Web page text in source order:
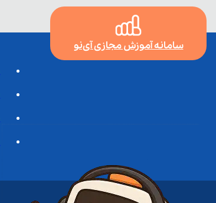
سامانه آموزش مجازی آی‌نو